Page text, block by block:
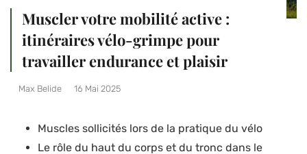
Muscler votre mobilité active :
itinéraires vélo-grimpe pour
travailler endurance et plaisir
Max Belide 16 Mai 2025
Muscles sollicités lors de la pratique du vélo
Le rôle du haut du corps et du tronc dans le